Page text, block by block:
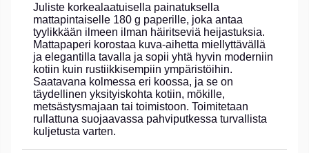
Juliste korkealaatuisella painatuksella
mattapintaiselle 180 g paperille, joka antaa
tyylikkään ilmeen ilman häiritseviä heijastuksia.
Mattapaperi korostaa kuva-aihetta miellyttävällä
ja elegantilla tavalla ja sopii yhtä hyvin moderniin
kotiin kuin rustiikkisempiin ympäristöihin.
Saatavana kolmessa eri koossa, ja se on
täydellinen yksityiskohta kotiin, mökille,
metsästysmajaan tai toimistoon. Toimitetaan
rullattuna suojaavassa pahviputkessa turvallista
kuljetusta varten.